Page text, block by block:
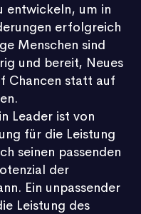
entwickeln, um in
erfolgreich
Menschen sind
und bereit, Neues
Chancen statt auf
Leader ist von
für die Leistung
seinen passenden
der
Ein unpassender
Leistung des